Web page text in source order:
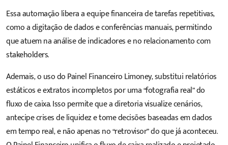
Essa automação libera a equipe financeira de tarefas repetitivas,
como a digitação de dados e conferências manuais, permitindo
que atuem na análise de indicadores e no relacionamento com
stakeholders.
Ademais, o uso do Painel Financeiro Limoney, substitui relatórios
estáticos e extratos incompletos por uma “fotografia real” do
fluxo de caixa. Isso permite que a diretoria visualize cenários,
antecipe crises de liquidez e tome decisões baseadas em dados
em tempo real, e não apenas no “retrovisor” do que já aconteceu.